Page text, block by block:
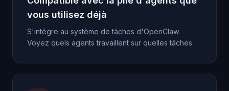
vous utilisez déjà
S'intègre au système de tâches d'OpenClaw.
Voyez quels agents travaillent sur quelles tâches.